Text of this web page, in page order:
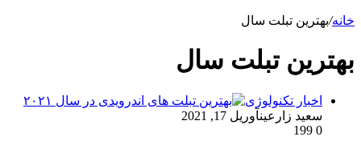
خانه/بهترین تبلت سال
بهترین تبلت سال
اخبار تکنولوژی
سعید زارعینآوریل 17, 2021
0